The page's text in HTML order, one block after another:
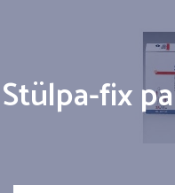
Stülpa-fix